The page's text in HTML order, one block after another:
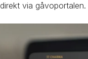
via gåvoportalen.